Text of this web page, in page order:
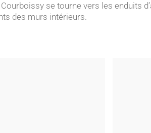
se tourne vers les enduits
des murs intérieurs.